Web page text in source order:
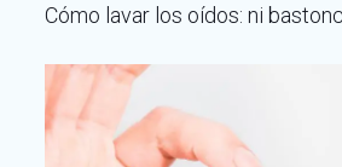
Cómo lavar los oídos: ni